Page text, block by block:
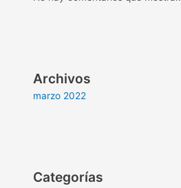
Archivos
marzo 2022
Categorías